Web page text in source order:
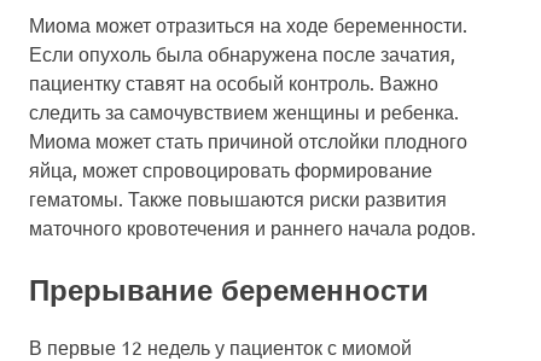
Миома может отразиться на ходе беременности.
Если опухоль была обнаружена после зачатия,
пациентку ставят на особый контроль. Важно
следить за самочувствием женщины и ребенка.
Миома может стать причиной отслойки плодного
яйца, может спровоцировать формирование
гематомы. Также повышаются риски развития
маточного кровотечения и раннего начала родов.
Прерывание беременности
В первые 12 недель у пациенток с миомой